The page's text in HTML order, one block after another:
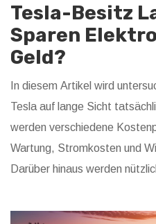
Tesla-Besitz
Sparen
Geld?
In diesem Artikel wird
Tesla auf lange Sicht
werden verschiedene
Wartung, Stromkosten und
Darüber hinaus werden
Blick in meinen persönlichen